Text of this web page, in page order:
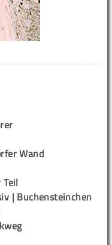
Wand
| Buchensteinchen